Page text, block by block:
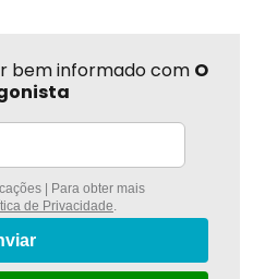
bem informado com O
| Para obter mais
de Privacidade